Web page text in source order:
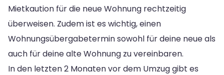
Mietkaution für die neue Wohnung rechtzeitig
überweisen. Zudem ist es wichtig, einen
Wohnungsübergabetermin sowohl für deine neue als
auch für deine alte Wohnung zu vereinbaren.
In den letzten 2 Monaten vor dem Umzug gibt es